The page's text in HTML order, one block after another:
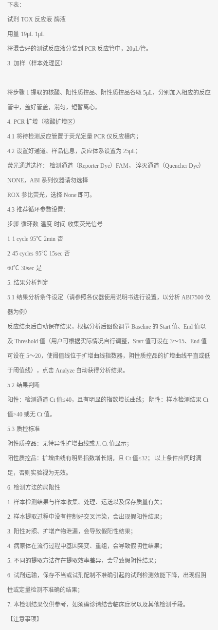
下表：
试剂 TOX 反应液 酶液
用量 19μL 1μL
将混合好的测试反应液分装到 PCR 反应管中，20μL/管。
3. 加样（样本处理区）
将步骤 1 提取的核酸、阳性质控品、阴性质控品各取 5μL，分别加入相应的反应
管中，盖好管盖，混匀，短暂离心。
4. PCR 扩增（核酸扩增区）
4.1 将待检测反应管置于荧光定量 PCR 仪反应槽内；
4.2 设置好通道、样品信息，反应体系设置为 25μL；
荧光通道选择： 检测通道（Reporter Dye）FAM， 淬灭通道（Quencher Dye）
NONE，ABI 系列仪器请勿选择
ROX 参比荧光，选择 None 即可。
4.3 推荐循环参数设置：
步骤 循环数 温度 时间 收集荧光信号
1 1 cycle 95℃ 2min 否
2 45 cycles 95℃ 15sec 否
60℃ 30sec 是
5. 结果分析判定
5.1 结果分析条件设定（请参照各仪器使用说明书进行设置，以分析 ABI7500 仪
器为例）
反应结束后自动保存结果，根据分析后图像调节 Baseline 的 Start 值、End 值以
及 Threshold 值（用户可根据实际情况自行调整，Start 值可设在 3～15、End 值
可设在 5～20，使阈值线位于扩增曲线指数器，阴性质控品的扩增曲线平直或低
于阈值线），点击 Analyze 自动获得分析结果。
5.2 结果判断
阳性：检测通道 Ct 值≤40，且有明显的指数增长曲线； 阴性：样本检测结果 Ct
值>40 或无 Ct 值。
5.3 质控标准
阴性质控品：无特异性扩增曲线或无 Ct 值显示；
阳性质控品：扩增曲线有明显指数增长期，且 Ct 值≤32； 以上条件应同时满
足，否则实验视为无效。
6. 检测方法的局限性
1. 样本检测结果与样本收集、处理、运送以及保存质量有关；
2. 样本提取过程中没有控制好交叉污染，会出现假阳性结果；
3. 阳性对照、扩增产物泄漏，会导致假阳性结果；
4. 病原体在流行过程中基因突变、重组，会导致假阴性结果；
5. 不同的提取方法存在提取效率差异，会导致假阴性结果；
6. 试剂运输，保存不当或试剂配制不准确引起的试剂检测效能下降，出现假阴
性或定量检测不准确的结果；
7. 本检测结果仅供参考，如须确诊请结合临床症状以及其他检测手段。
【注意事项】